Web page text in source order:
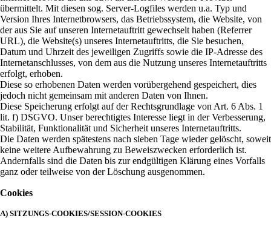
übermittelt. Mit diesen sog. Server-Logfiles werden u.a. Typ und
Version Ihres Internetbrowsers, das Betriebssystem, die Website, von
der aus Sie auf unseren Internetauftritt gewechselt haben (Referrer
URL), die Website(s) unseres Internetauftritts, die Sie besuchen,
Datum und Uhrzeit des jeweiligen Zugriffs sowie die IP-Adresse des
Internetanschlusses, von dem aus die Nutzung unseres Internetauftritts
erfolgt, erhoben.
Diese so erhobenen Daten werden vorübergehend gespeichert, dies
jedoch nicht gemeinsam mit anderen Daten von Ihnen.
Diese Speicherung erfolgt auf der Rechtsgrundlage von Art. 6 Abs. 1
lit. f) DSGVO. Unser berechtigtes Interesse liegt in der Verbesserung,
Stabilität, Funktionalität und Sicherheit unseres Internetauftritts.
Die Daten werden spätestens nach sieben Tage wieder gelöscht, soweit
keine weitere Aufbewahrung zu Beweiszwecken erforderlich ist.
Andernfalls sind die Daten bis zur endgültigen Klärung eines Vorfalls
ganz oder teilweise von der Löschung ausgenommen.
Cookies
A) SITZUNGS-COOKIES/SESSION-COOKIES